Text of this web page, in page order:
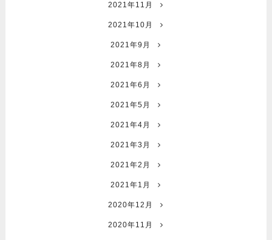
2021年11月
2021年10月
2021年9月
2021年8月
2021年6月
2021年5月
2021年4月
2021年3月
2021年2月
2021年1月
2020年12月
2020年11月